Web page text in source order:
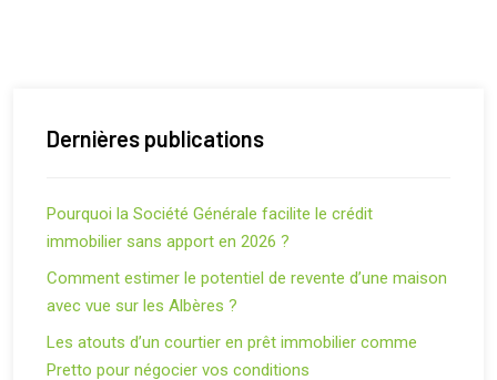
Dernières publications
Pourquoi la Société Générale facilite le crédit
immobilier sans apport en 2026 ?
Comment estimer le potentiel de revente d’une maison
avec vue sur les Albères ?
Les atouts d’un courtier en prêt immobilier comme
Pretto pour négocier vos conditions